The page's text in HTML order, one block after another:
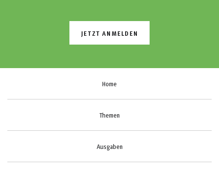
JETZT ANMELDEN
Home
Themen
Ausgaben